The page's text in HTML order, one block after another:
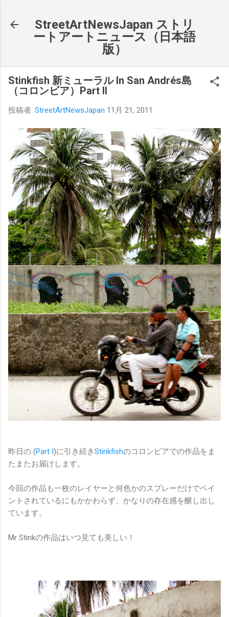
StreetArtNewsJapan ストリ
ートアートニュース（日本語
版）
Stinkfish 新ミューラル In San Andrés島
（コロンビア）Part II
投稿者: StreetArtNewsJapan 11月 21, 2011
昨日の (Part I)に引き続きStinkfishのコロンビアでの作品をま
たまたお届けします。
今回の作品も一枚のレイヤーと何色かのスプレーだけでペイ
ントされているにもかかわらず、かなりの存在感を醸し出し
ています。
Mr Stinkの作品はいつ見ても美しい！